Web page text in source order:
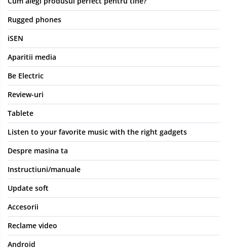
Rugged phones
iSEN
Aparitii media
Be Electric
Review-uri
Tablete
Listen to your favorite music with the right gadgets
Despre masina ta
Instructiuni/manuale
Update soft
Accesorii
Reclame video
Android